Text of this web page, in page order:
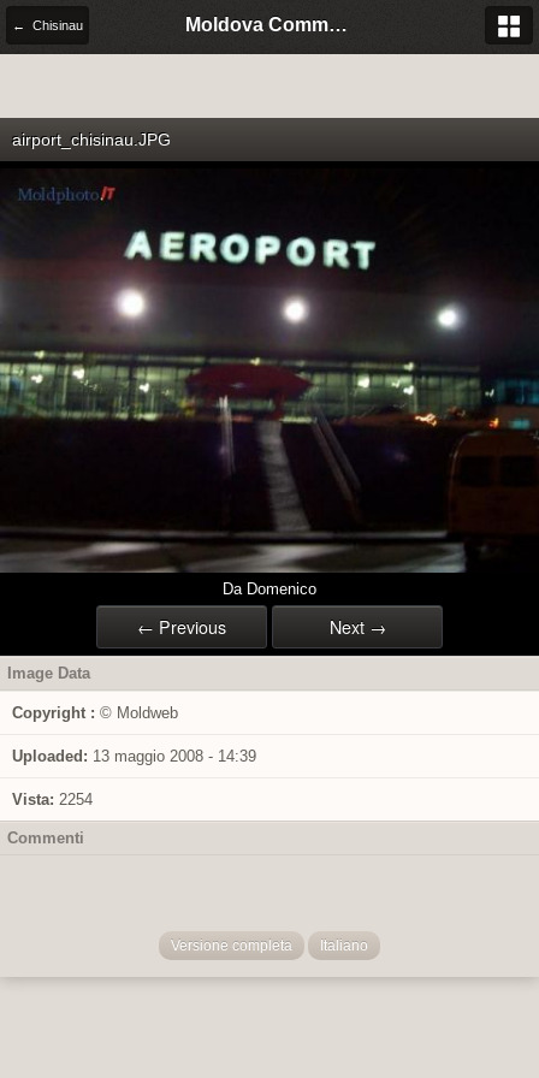
← Chisinau Moldova Community Italia
airport_chisinau.JPG
Da Domenico
← Previous Next →
Image Data
Copyright : © Moldweb
Uploaded: 13 maggio 2008 - 14:39
Vista: 2254
Commenti
Versione completa Italiano